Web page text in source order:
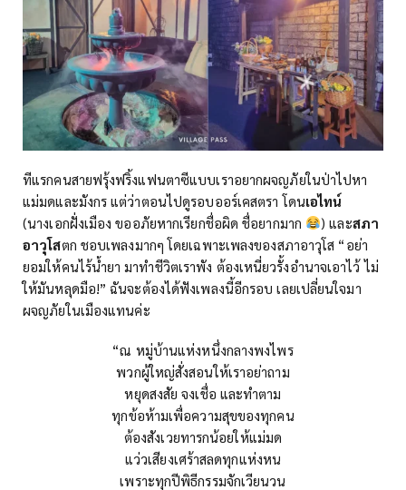
ทีแรกคนสายฟรุ้งฟริ้งแฟนตาซีแบบเราอยากผจญภัยในป่าไปหา
แม่มดและมังกร แต่ว่าตอนไปดูรอบออร์เคสตรา โดนเอไทน์
(นางเอกฝั่งเมือง ขออภัยหากเรียกชื่อผิด ชื่อยากมาก
) และสภา
อาวุโสตก ชอบเพลงมากๆ โดยเฉพาะเพลงของสภาอาวุโส “อย่า
ยอมให้คนไร้น้ำยา มาทำชีวิตเราพัง ต้องเหนี่ยวรั้งอำนาจเอาไว้ ไม่
ให้มันหลุดมือ!” ฉันจะต้องได้ฟังเพลงนี้อีกรอบ เลยเปลี่ยนใจมา
ผจญภัยในเมืองแทนค่ะ
“ณ หมู่บ้านแห่งหนึ่งกลางพงไพร
พวกผู้ใหญ่สั่งสอนให้เราอย่าถาม
หยุดสงสัย จงเชื่อ และทำตาม
ทุกข้อห้ามเพื่อความสุขของทุกคน
ต้องสังเวยทารกน้อยให้แม่มด
แว่วเสียงเศร้าสลดทุกแห่งหน
เพราะทุกปีพิธีกรรมจักเวียนวน